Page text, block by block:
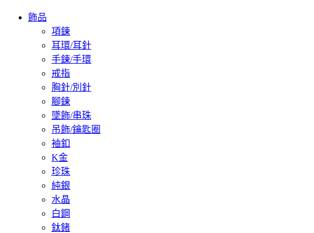
飾品
項鍊
耳環/耳針
手鍊/手環
戒指
胸針/別針
腳鍊
墜飾/串珠
吊飾/鑰匙圈
袖釦
K金
珍珠
純銀
水晶
白鋼
鈦鍺